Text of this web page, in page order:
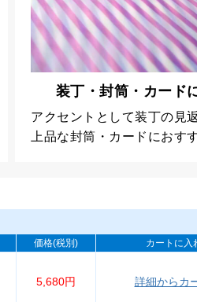
装丁・封筒・カード
アクセントとして装丁の見
上品な封筒・カードにおす
価格(税別) カートに入
5,680円 詳細からカ